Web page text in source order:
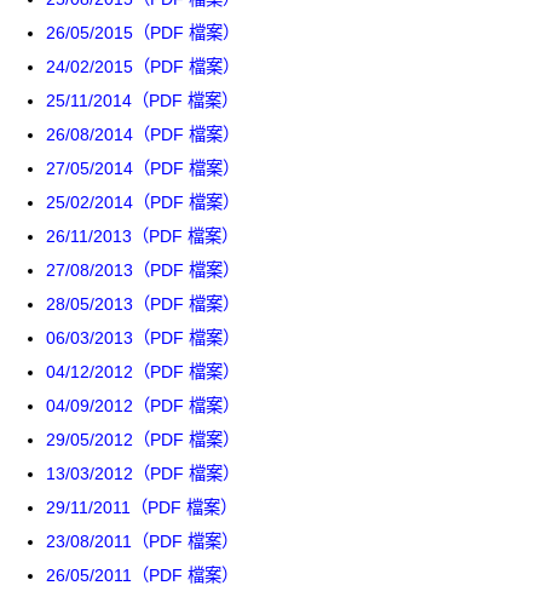
26/05/2015（PDF 檔案）
24/02/2015（PDF 檔案）
25/11/2014（PDF 檔案）
26/08/2014（PDF 檔案）
27/05/2014（PDF 檔案）
25/02/2014（PDF 檔案）
26/11/2013（PDF 檔案）
27/08/2013（PDF 檔案）
28/05/2013（PDF 檔案）
06/03/2013（PDF 檔案）
04/12/2012（PDF 檔案）
04/09/2012（PDF 檔案）
29/05/2012（PDF 檔案）
13/03/2012（PDF 檔案）
29/11/2011（PDF 檔案）
23/08/2011（PDF 檔案）
26/05/2011（PDF 檔案）